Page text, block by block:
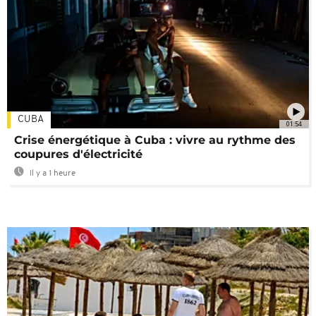
01:54
CUBA
Crise énergétique à Cuba : vivre au rythme des
coupures d'électricité
Il y a 1 heure